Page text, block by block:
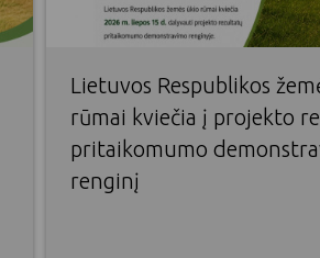
Lietuvos Respublikos
rūmai kviečia į projekto
pritaikomumo
renginį